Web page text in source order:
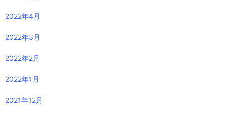
2022年4月
2022年3月
2022年2月
2022年1月
2021年12月